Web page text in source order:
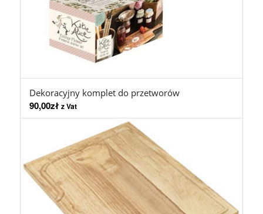
Dekoracyjny komplet do przetworów
90,00zł z Vat